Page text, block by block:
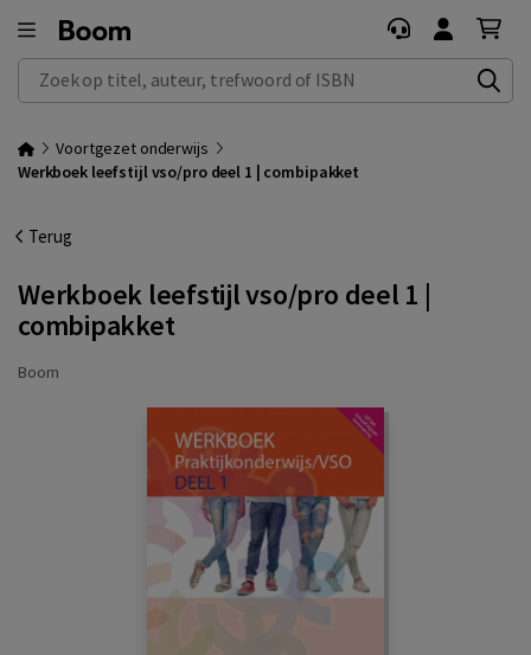
Zoek op titel, auteur, trefwoord of ISBN
Voortgezet onderwijs
Werkboek leefstijl vso/pro deel 1 | combipakket
Terug
Werkboek leefstijl vso/pro deel 1 |
combipakket
Boom